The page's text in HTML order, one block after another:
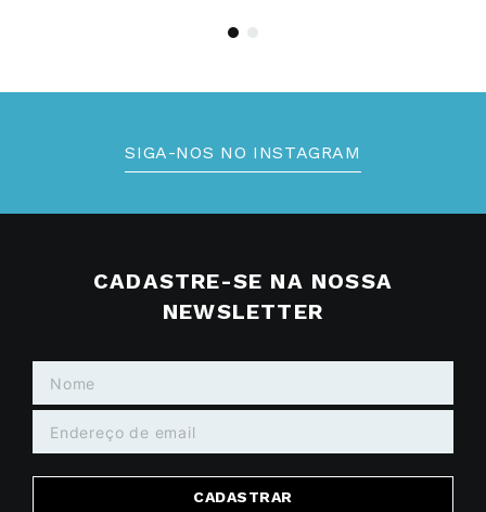
SIGA-NOS NO INSTAGRAM
CADASTRE-SE NA NOSSA
NEWSLETTER
CADASTRAR